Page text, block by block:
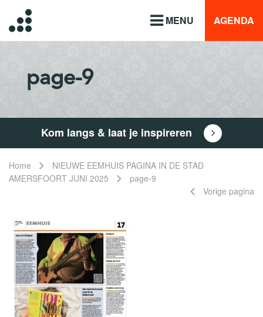
MENU AGENDA
page-9
Kom langs & laat je inspireren
Home
NIEUWE EEMHUIS PAGINA IN DE STAD
AMERSFOORT JUNI 2025
page-9
Vorige pagina